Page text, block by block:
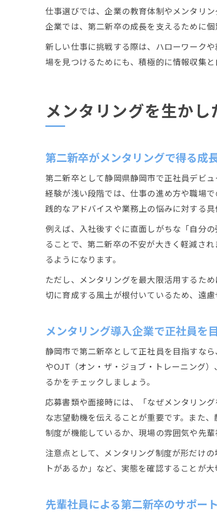
仕事選びでは、企業の教育体制やメンタリ
企業では、第二新卒の成長を支えるために
新しい仕事に挑戦する際は、ハローワーク
場を見つけるためにも、積極的に情報収集と
メンタリングを生か
第二新卒がメンタリングで得る成
第二新卒として静岡県静岡市で正社員デビ
経験が浅い段階では、仕事の進め方や職場
践的なアドバイスや業務上の悩みに対する
例えば、入社後すぐに直面しがちな「自分
ることで、第二新卒の不安が大きく軽減さ
るようになります。
ただし、メンタリングを最大限活用するた
切に育成する風土が根付いているため、遠
メンタリング導入企業で正社員を
静岡市で第二新卒として正社員を目指すな
やOJT（オン・ザ・ジョブ・トレーニング
るかをチェックしましょう。
応募書類や面接時には、「なぜメンタリン
な志望動機を伝えることが重要です。また
制度が機能しているか、現場の雰囲気や先
注意点として、メンタリング制度が形だけ
トがあるか」など、実態を確認することが
先輩社員による第二新卒のサポー